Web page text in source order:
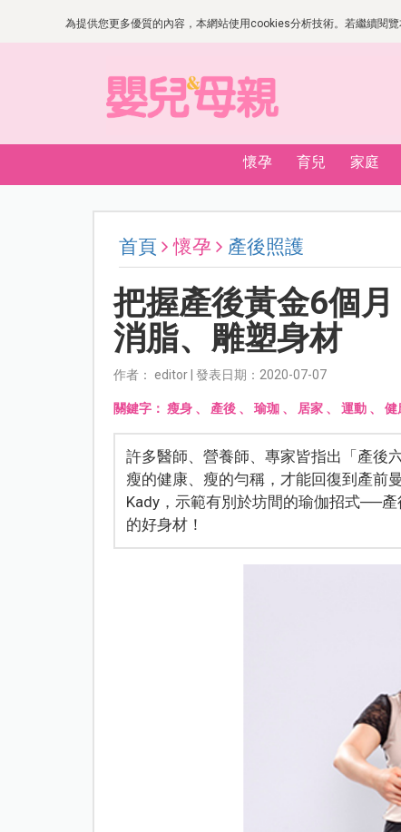
為提供您更多優質的內容，本網站使用cookies分析技術。若繼續閱
懷孕 育兒 家庭
首頁 懷孕 產後照護
把握產後黃金6個月
消脂、雕塑身材
作者： editor | 發表日期：2020-07-07
關鍵字： 瘦身、 產後、 瑜珈、 居家、 運動、 健
許多醫師、營養師、專家皆指出「產後
瘦的健康、瘦的勻稱，才能回復到產前
Kady，示範有別於坊間的瑜伽招式──
的好身材！